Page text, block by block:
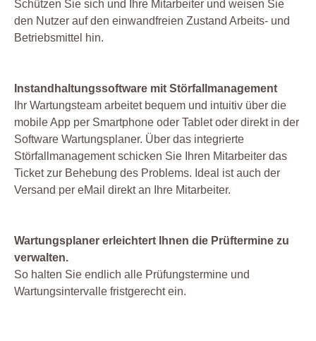
Schützen Sie sich und Ihre Mitarbeiter und weisen Sie
den Nutzer auf den einwandfreien Zustand Arbeits- und
Betriebsmittel hin.
Instandhaltungssoftware mit Störfallmanagement
Ihr Wartungsteam arbeitet bequem und intuitiv über die
mobile App per Smartphone oder Tablet oder direkt in der
Software Wartungsplaner. Über das integrierte
Störfallmanagement schicken Sie Ihren Mitarbeiter das
Ticket zur Behebung des Problems. Ideal ist auch der
Versand per eMail direkt an Ihre Mitarbeiter.
Wartungsplaner erleichtert Ihnen die Prüftermine zu
verwalten.
So halten Sie endlich alle Prüfungstermine und
Wartungsintervalle fristgerecht ein.